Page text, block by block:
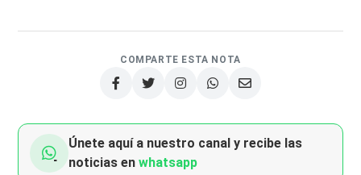
COMPARTE ESTA NOTA
Únete aquí a nuestro canal y recibe las
noticias enwhatsapp